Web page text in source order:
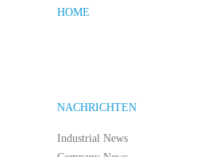
HOME
NACHRICHTEN
Industrial News